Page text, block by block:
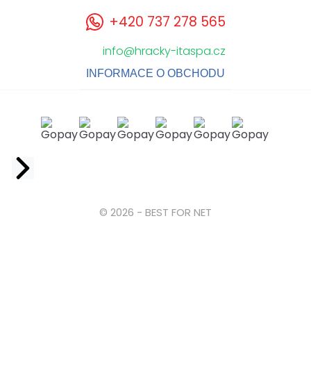
+420 737 278 565
info@hracky-itaspa.cz
INFORMACE O OBCHODU
© 2026 - BEST FOR NET